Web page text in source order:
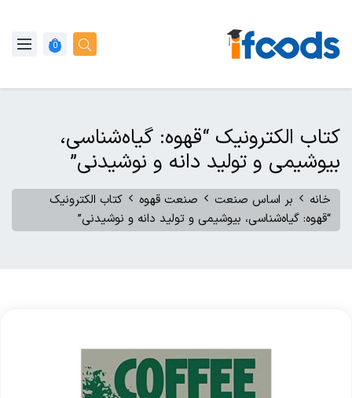
0
کتاب الکترونیک “قهوه: گیاه‌شناسی،
بیوشیمی و تولید دانه و نوشیدنی”
خانه بر اساس صنعت صنعت قهوه
کتاب الکترونیک
“قهوه: گیاه‌شناسی، بیوشیمی و تولید دانه و نوشیدنی”